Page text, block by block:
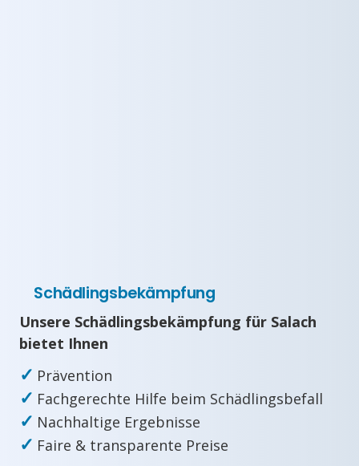
Schädlingsbekämpfung
Unsere Schädlingsbekämpfung für Salach
bietet Ihnen
✓ Prävention
✓ Fachgerechte Hilfe beim Schädlingsbefall
✓ Nachhaltige Ergebnisse
✓ Faire & transparente Preise